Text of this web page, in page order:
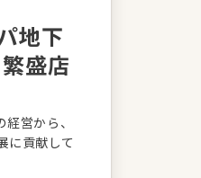
地下
盛店
営から、
に貢献して